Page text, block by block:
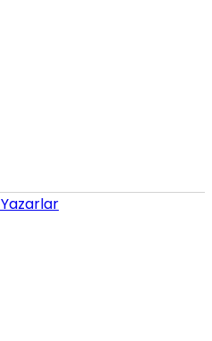
Yazarlar